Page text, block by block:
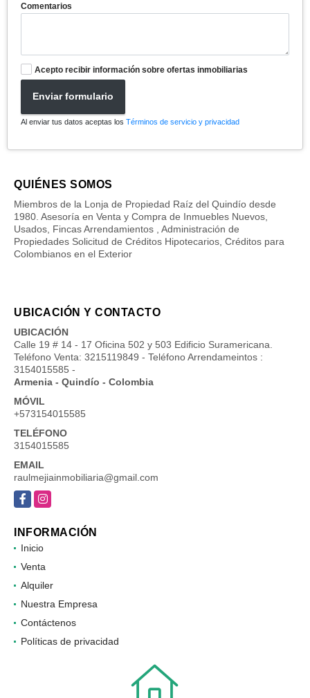
Comentarios
Acepto recibir información sobre ofertas inmobiliarias
Enviar formulario
Al enviar tus datos aceptas los Términos de servicio y privacidad
QUIÉNES SOMOS
Miembros de la Lonja de Propiedad Raíz del Quindío desde
1980. Asesoría en Venta y Compra de Inmuebles Nuevos,
Usados, Fincas Arrendamientos , Administración de
Propiedades Solicitud de Créditos Hipotecarios, Créditos para
Colombianos en el Exterior
UBICACIÓN Y CONTACTO
UBICACIÓN
Calle 19 # 14 - 17 Oficina 502 y 503 Edificio Suramericana.
Teléfono Venta: 3215119849 - Teléfono Arrendameintos :
3154015585 -
Armenia - Quindío - Colombia
MÓVIL
+573154015585
TELÉFONO
3154015585
EMAIL
raulmejiainmobiliaria@gmail.com
FacebookInstagram
INFORMACIÓN
Inicio
Venta
Alquiler
Nuestra Empresa
Contáctenos
Políticas de privacidad